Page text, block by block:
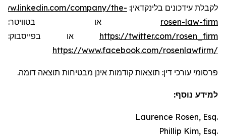
לקבלת עידכונים בלינקדאין: company/the-
rosen-law-firm או בטוויטר:
https://twitter.com/rosen_firm או בפייסבוק:
https://www.facebook.com/rosenlawfirm/
פרסומי עורכי דין: תוצאות קודמות אינן מבטיחות תוצאה דומה.
למידע נוסף:
Laurence Rosen, Esq.
Phillip Kim, Esq.